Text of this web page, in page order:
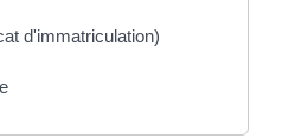
d'immatriculation)